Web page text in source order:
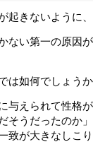
起きないように
ない第一の原因
は如何でしょうか
与えられて性格
そうだったのか
致が大きなしこり